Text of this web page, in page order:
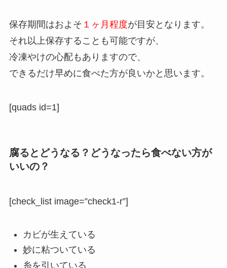
保存期間はおよそ １ヶ月程度が目安となります。
それ以上保存することも可能ですが、
冷凍やけの心配もありますので、
できるだけ早めに食べた方が良いかと思います。
[quads id=1]
腐るとどうなる？どうなったら食べない方が
いいの？
[check_list image=”check1-r”]
カビが生えている
妙に粘ついている
糸を引いている